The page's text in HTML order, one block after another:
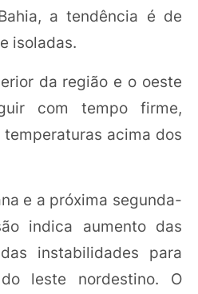
a tendência é de
isoladas.
da região e o oeste
com tempo firme,
acima dos
e a próxima segunda-
indica aumento das
instabilidades para
leste nordestino. O